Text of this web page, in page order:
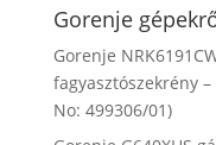
Gorenje
Gorenje
fagyasztószekrény
No: 499306/01)